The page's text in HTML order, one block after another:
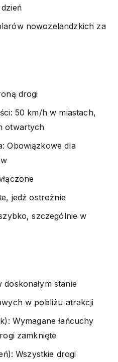
nowozelandzkich za
drogi
50 km/h w miastach,
otwartych
Obowiązkowe dla
jedź ostrożnie
szczególnie w
doskonałym stanie
w pobliżu atrakcji
Wymagane łańcuchy
zamknięte
Wszystkie drogi